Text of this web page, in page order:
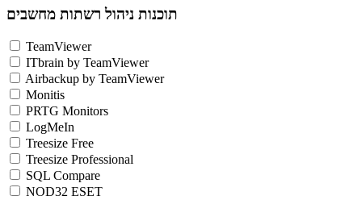
תוכנות ניהול רשתות מחשבים
TeamViewer
ITbrain by TeamViewer
Airbackup by TeamViewer
Monitis
PRTG Monitors
LogMeIn
Treesize Free
Treesize Professional
SQL Compare
NOD32 ESET